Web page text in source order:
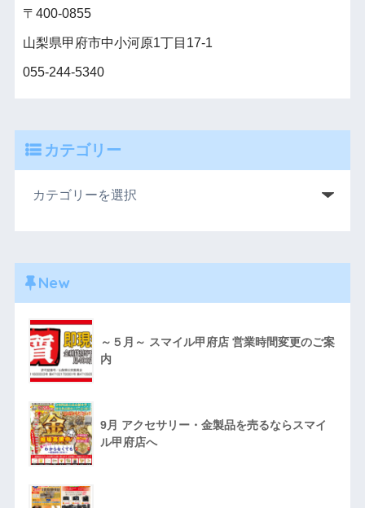
〒400-0855
山梨県甲府市中小河原1丁目17-1
055-244-5340
カテゴリー
New
～５月～ スマイル甲府店 営業時間変更のご案
内
9月 アクセサリー・金製品を売るならスマイ
ル甲府店へ